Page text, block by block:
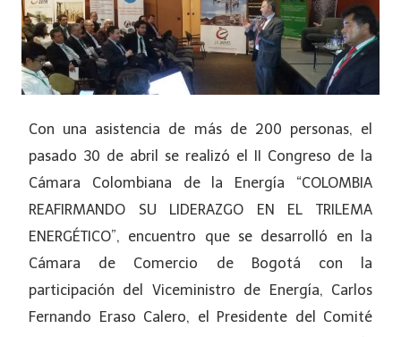
Con una asistencia de más de 200 personas, el
pasado 30 de abril se realizó el II Congreso de la
Cámara Colombiana de la Energía “COLOMBIA
REAFIRMANDO SU LIDERAZGO EN EL TRILEMA
ENERGÉTICO”, encuentro que se desarrolló en la
Cámara de Comercio de Bogotá con la
participación del Viceministro de Energía, Carlos
Fernando Eraso Calero, el Presidente del Comité